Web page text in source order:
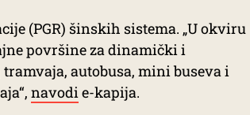
(PGR) šinskih sistema. „U okviru
površine za dinamički i
autobusa, mini buseva i
navodie-kapija.